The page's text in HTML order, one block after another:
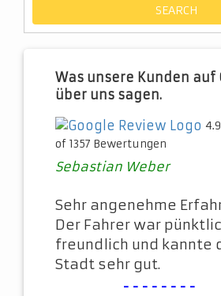
Was unsere Kunden auf
über uns sagen.
of 1357 Bewertungen
Sebastian Weber
Sehr angenehme
Der Fahrer war
freundlich und kannte
Stadt sehr gut.
--------